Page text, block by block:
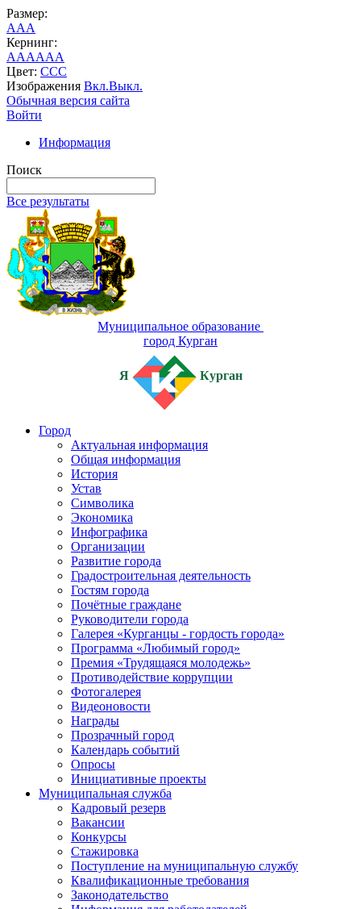
Размер:
AAA
Кернинг:
AAAAAA
Цвет: CCC
Изображения Вкл.Выкл.
Обычная версия сайта
Войти
Информация
Поиск
Все результаты
Муниципальное образование
город Курган
Я Курган
Город
Актуальная информация
Общая информация
История
Устав
Символика
Экономика
Инфографика
Организации
Развитие города
Градостроительная деятельность
Гостям города
Почётные граждане
Руководители города
Галерея «Курганцы - гордость города»
Программа «Любимый город»
Премия «Трудящаяся молодежь»
Противодействие коррупции
Фотогалерея
Видеоновости
Награды
Прозрачный город
Календарь событий
Опросы
Инициативные проекты
Муниципальная служба
Кадровый резерв
Вакансии
Конкурсы
Стажировка
Поступление на муниципальную службу
Квалификационные требования
Законодательство